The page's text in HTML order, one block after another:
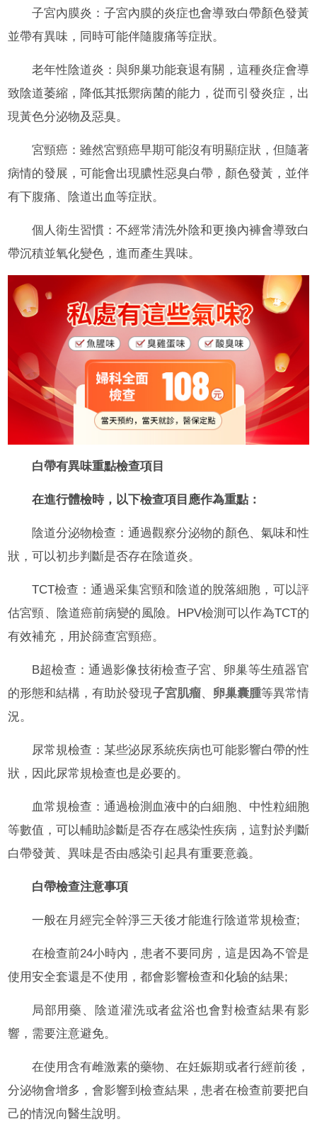
子宮內膜炎：子宮內膜的炎症也會導致白帶顏色發黃
並帶有異味，同時可能伴隨腹痛等症狀。
老年性陰道炎：與卵巢功能衰退有關，這種炎症會導
致陰道萎縮，降低其抵禦病菌的能力，從而引發炎症，出
現黃色分泌物及惡臭。
宮頸癌：雖然宮頸癌早期可能沒有明顯症狀，但隨著
病情的發展，可能會出現膿性惡臭白帶，顏色發黃，並伴
有下腹痛、陰道出血等症狀。
個人衛生習慣：不經常清洗外陰和更換內褲會導致白
帶沉積並氧化變色，進而產生異味。
白帶有異味重點檢查項目
在進行體檢時，以下檢查項目應作為重點：
陰道分泌物檢查：通過觀察分泌物的顏色、氣味和性
狀，可以初步判斷是否存在陰道炎。
TCT檢查：通過采集宮頸和陰道的脫落細胞，可以評
估宮頸、陰道癌前病變的風險。HPV檢測可以作為TCT的
有效補充，用於篩查宮頸癌。
B超檢查：通過影像技術檢查子宮、卵巢等生殖器官
的形態和結構，有助於發現子宮肌瘤、 卵巢囊腫等異常情
況。
尿常規檢查：某些泌尿系統疾病也可能影響白帶的性
狀，因此尿常規檢查也是必要的。
血常規檢查：通過檢測血液中的白細胞、中性粒細胞
等數值，可以輔助診斷是否存在感染性疾病，這對於判斷
白帶發黃、異味是否由感染引起具有重要意義。
白帶檢查注意事項
一般在月經完全幹淨三天後才能進行陰道常規檢查;
在檢查前24小時內，患者不要同房，這是因為不管是
使用安全套還是不使用，都會影響檢查和化驗的結果;
局部用藥、陰道灌洗或者盆浴也會對檢查結果有影
響，需要注意避免。
在使用含有雌激素的藥物、在妊娠期或者行經前後，
分泌物會增多，會影響到檢查結果，患者在檢查前要把自
己的情況向醫生說明。